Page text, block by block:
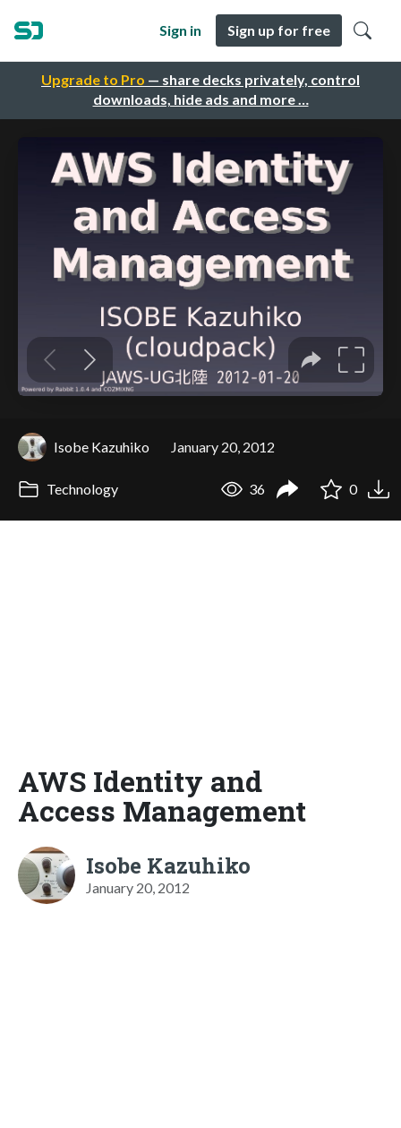
Upgrade to Pro — share decks privately, control
downloads, hide ads and more …
Sign in Sign up for free
Isobe Kazuhiko January 20, 2012
Technology 36 0
AWS Identity and
Access Management
Isobe Kazuhiko
January 20, 2012